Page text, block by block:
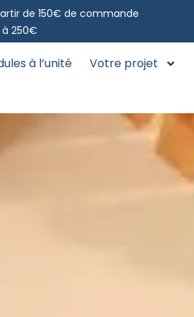
de 150€ de commande
250€
à l’unité Votre projet